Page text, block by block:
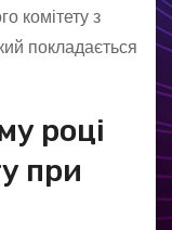
комітету з
покладається
році
при